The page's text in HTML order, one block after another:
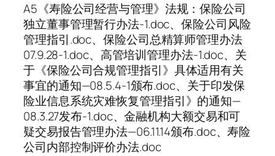
A5《寿险公司经营与管理》法规：保险公司
独立董事管理暂行办法-1.doc、保险公司风险
管理指引.doc、保险公司总精算师管理办法
07.9.28-1.doc、高管培训管理办法-1.doc、关
于《保险公司合规管理指引》具体适用有关
事宜的通知—08.5.4-1颁布.doc、关于印发保
险业信息系统灾难恢复管理指引》的通知—
08.3.27发布-1.doc、金融机构大额交易和可
疑交易报告管理办法—06.11.14颁布.doc、寿险
公司内部控制评价办法.doc